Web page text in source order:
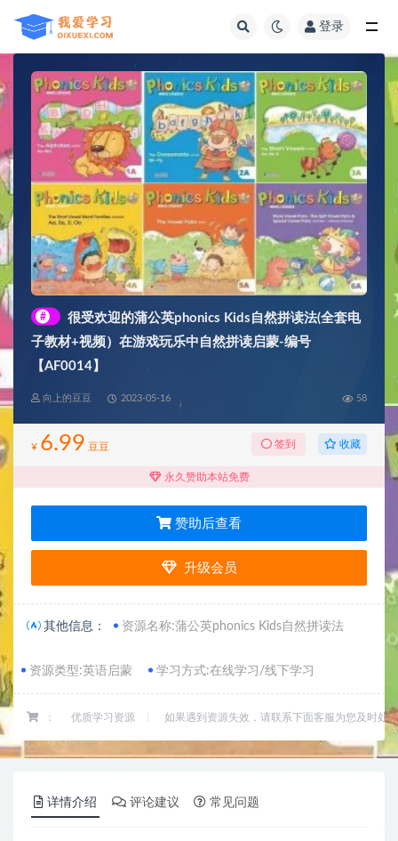
登录
#
很受欢迎的蒲公英phonics Kids自然拼读法(全套电
子教材+视频）在游戏玩乐中自然拼读启蒙-编号
【AF0014】
向上的豆豆 2023-05-16 58
¥ 6.99 豆豆 签到 收藏
永久赞助本站免费
赞助后查看
升级会员
其他信息： 资源名称:蒲公英phonics Kids自然拼读法
资源类型:英语启蒙 学习方式:在线学习/线下学习
： 优质学习资源 如果遇到资源失效，请联系下面客服为您及时处理
详情介绍 评论建议 常见问题